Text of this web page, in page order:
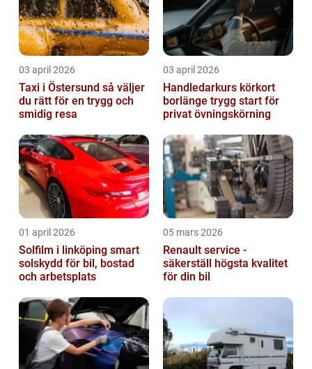
03 april 2026
Taxi i Östersund så väljer
du rätt för en trygg och
smidig resa
03 april 2026
Handledarkurs körkort
borlänge trygg start för
privat övningskörning
01 april 2026
Solfilm i linköping smart
solskydd för bil, bostad
och arbetsplats
05 mars 2026
Renault service -
säkerställ högsta kvalitet
för din bil